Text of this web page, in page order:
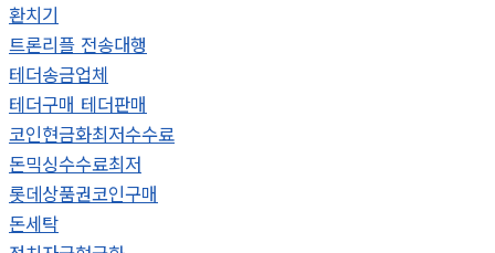
환치기
트론리플 전송대행
테더송금업체
테더구매 테더판매
코인현금화최저수수료
돈믹싱수수료최저
롯데상품권코인구매
돈세탁